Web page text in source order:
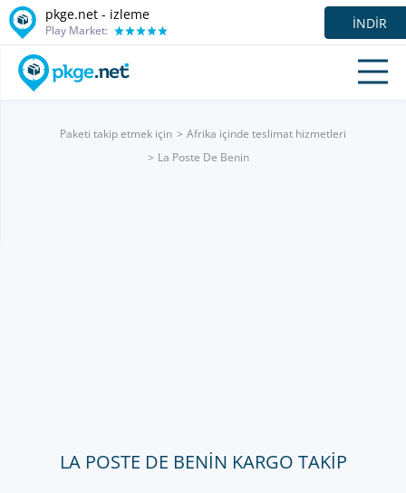
pkge.net - izleme
Play Market: İNDIR
Paketi takip etmek için
Afrika içinde teslimat hizmetleri
La Poste De Benin
LA POSTE DE BENIN KARGO TAKIP